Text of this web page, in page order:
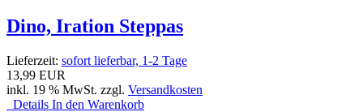
Dino, Iration Steppas
Lieferzeit: sofort lieferbar, 1-2 Tage
13,99 EUR
inkl. 19 % MwSt. zzgl. Versandkosten
Details In den Warenkorb